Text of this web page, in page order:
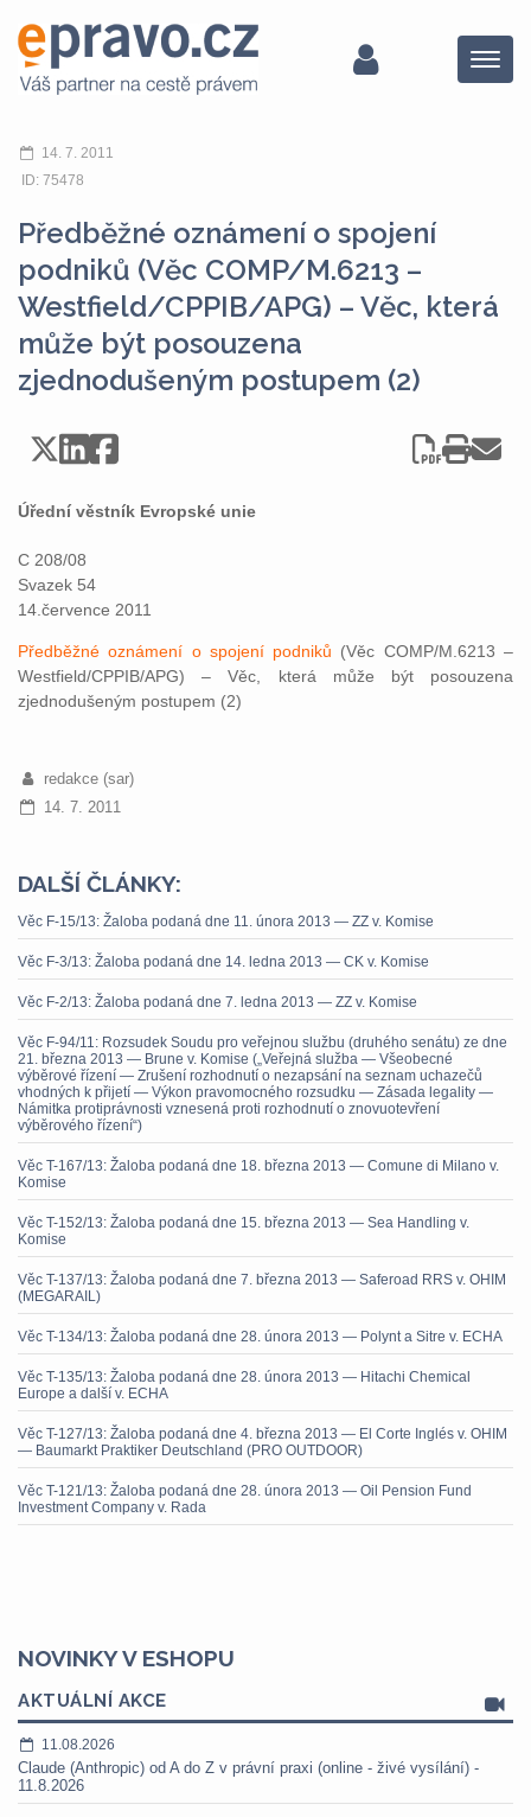
Menu
14. 7. 2011
ID: 75478
Předběžné oznámení o spojení
podniků (Věc COMP/M.6213 –
Westfield/CPPIB/APG) – Věc, která
může být posouzena
zjednodušeným postupem (2)
Úřední věstník Evropské unie
C 208/08
Svazek 54
14.července 2011
Předběžné oznámení o spojení podniků (Věc COMP/M.6213 –
Westfield/CPPIB/APG) – Věc, která může být posouzena
zjednodušeným postupem (2)
redakce (sar)
14. 7. 2011
DALŠÍ ČLÁNKY:
Věc F-15/13: Žaloba podaná dne 11. února 2013 — ZZ v. Komise
Věc F-3/13: Žaloba podaná dne 14. ledna 2013 — CK v. Komise
Věc F-2/13: Žaloba podaná dne 7. ledna 2013 — ZZ v. Komise
Věc F-94/11: Rozsudek Soudu pro veřejnou službu (druhého senátu) ze dne
21. března 2013 — Brune v. Komise („Veřejná služba — Všeobecné
výběrové řízení — Zrušení rozhodnutí o nezapsání na seznam uchazečů
vhodných k přijetí — Výkon pravomocného rozsudku — Zásada legality —
Námitka protiprávnosti vznesená proti rozhodnutí o znovuotevření
výběrového řízení“)
Věc T-167/13: Žaloba podaná dne 18. března 2013 — Comune di Milano v.
Komise
Věc T-152/13: Žaloba podaná dne 15. března 2013 — Sea Handling v.
Komise
Věc T-137/13: Žaloba podaná dne 7. března 2013 — Saferoad RRS v. OHIM
(MEGARAIL)
Věc T-134/13: Žaloba podaná dne 28. února 2013 — Polynt a Sitre v. ECHA
Věc T-135/13: Žaloba podaná dne 28. února 2013 — Hitachi Chemical
Europe a další v. ECHA
Věc T-127/13: Žaloba podaná dne 4. března 2013 — El Corte Inglés v. OHIM
— Baumarkt Praktiker Deutschland (PRO OUTDOOR)
Věc T-121/13: Žaloba podaná dne 28. února 2013 — Oil Pension Fund
Investment Company v. Rada
NOVINKY V ESHOPU
AKTUÁLNÍ AKCE
11.08.2026
Claude (Anthropic) od A do Z v právní praxi (online - živé vysílání) -
11.8.2026